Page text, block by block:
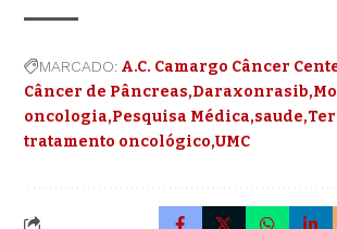
MARCADO: A.C. Camargo Câncer
Câncer de Pâncreas Daraxonrasib
oncologia Pesquisa Médica saude
tratamento oncológico UMC